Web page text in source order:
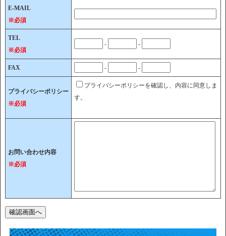
E-MAIL
※必須
TEL
※必須
- -
FAX - -
プライバシーポリシー
※必須
プライバシーポリシーを確認し、内容に同意しま
す。
お問い合わせ内容
※必須